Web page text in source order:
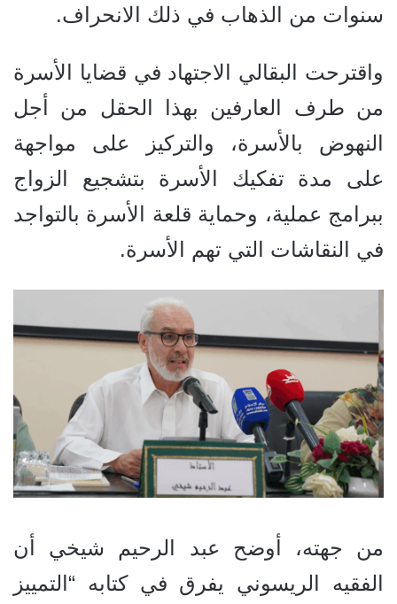
سنوات من الذهاب في ذلك الانحراف.
واقترحت البقالي الاجتهاد في قضايا الأسرة
من طرف العارفين بهذا الحقل من أجل
النهوض بالأسرة، والتركيز على مواجهة
على مدة تفكيك الأسرة بتشجيع الزواج
ببرامج عملية، وحماية قلعة الأسرة بالتواجد
في النقاشات التي تهم الأسرة.
من جهته، أوضح عبد الرحيم شيخي أن
الفقيه الريسوني يفرق في كتابه “التمييز